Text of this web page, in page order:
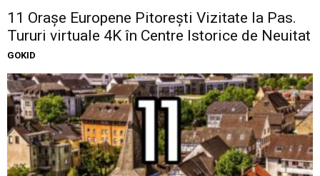
11 Oraşe Europene Pitoreşti Vizitate la Pas.
Tururi virtuale 4K în Centre Istorice de Neuitat
GOKID